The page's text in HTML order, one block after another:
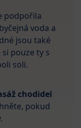
podpořila
voda a
jsou také
pouze ty s
soli.
chodidel
pokud